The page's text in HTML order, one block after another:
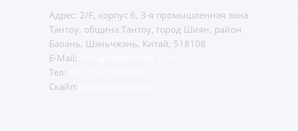
Адрес: 2/F, корпус 6, 3-я промышленная зона
Тантоу, община Тантоу, город Шиян, район
Баоань, Шэньчжэнь, Китай, 518108
E-Mail:
Тел:
Скайп: